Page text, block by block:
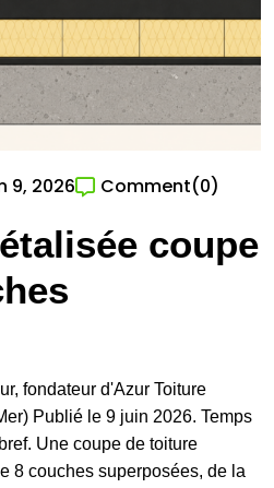
9, 2026 Comment(0)
coupe
fondateur d'Azur Toiture
Publié le 9 juin 2026. Temps
Une coupe de toiture
8 couches superposées, de la